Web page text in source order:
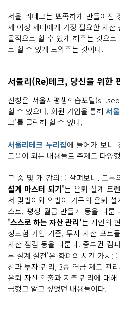
서울 리테크는 뾰족하게 만들어진
세 이상 세대에게 가장 필요한 자
율적으로 할 수 있게 해주는 것으
로 할 수 있게 도와주는 것이다.
서울리(Re)테크, 당신을 위한
신청은 서울시평생학습포털
할 수 있으며, 회원 가입을 통해 서
크'를 클릭해 할 수 있다.
서울리테크 누리집에 들어가 보니
도움이 되는 내용들로 주제도 다양
그 중 몇 개 강의를 살펴보니, 모두
설계 마스터 되기'는 은퇴 설계 트
서 맞벌이와 외벌이 가구의 은퇴
스트, 평생 월급 만들기 등을 다룬
'스스로 하는 자산 관리'는 개인의
성보험 가입 기준, 투자 자산 포트
자산 점검 등을 다룬다. 중부권 캠
무 설계 실전'은 화폐의 시간 가치
산과 투자 관리, 3종 연금 제도 관
은퇴 자산 인출과 지출 관리에 대
금했고 알고 싶었던 내용들이다.